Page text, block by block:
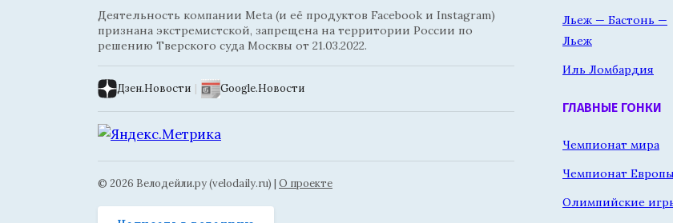
Деятельность компании Meta (и её продуктов Facebook и Instagram)
признана экстремистской, запрещена на территории России по
решению Тверского суда Москвы от 21.03.2022.
Дзен.Новости | Google.Новости
© 2026 Велодейли.ру (velodaily.ru) | О проекте
Льеж — Бастонь —
Льеж
Иль Ломбардия
ГЛАВНЫЕ ГОНКИ
Чемпионат мира
Чемпионат Европы
Олимпийские